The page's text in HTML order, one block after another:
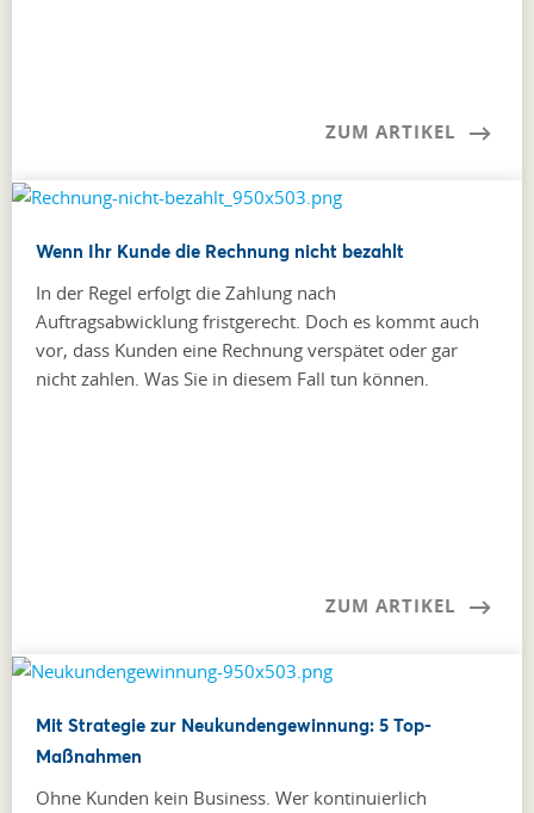
ZUM ARTIKEL
Wenn Ihr Kunde die Rechnung nicht bezahlt
In der Regel erfolgt die Zahlung nach
Auftragsabwicklung fristgerecht. Doch es kommt auch
vor, dass Kunden eine Rechnung verspätet oder gar
nicht zahlen. Was Sie in diesem Fall tun können.
ZUM ARTIKEL
Mit Strategie zur Neukundengewinnung: 5 Top-
Maßnahmen
Ohne Kunden kein Business. Wer kontinuierlich